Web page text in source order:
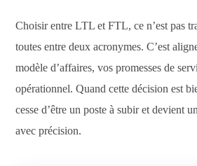
Choisir entre LTL et FTL, ce n’est pas
toutes entre deux acronymes. C’est
modèle d’affaires, vos promesses de
opérationnel. Quand cette décision est
cesse d’être un poste à subir et devient
avec précision.